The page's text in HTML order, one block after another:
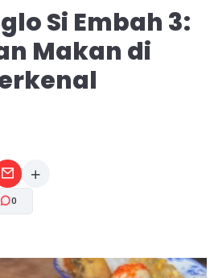
Si Embah 3:
Makan di
A+
0